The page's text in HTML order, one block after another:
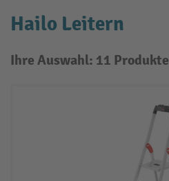
Hailo Leitern
Ihre Auswahl: 11 Produkte